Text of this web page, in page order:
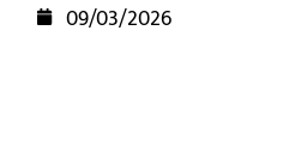
09/03/2026